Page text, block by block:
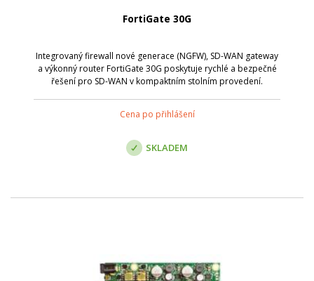
FortiGate 30G
Integrovaný firewall nové generace (NGFW), SD-WAN gateway
a výkonný router FortiGate 30G poskytuje rychlé a bezpečné
řešení pro SD-WAN v kompaktním stolním provedení.
Cena po přihlášení
SKLADEM